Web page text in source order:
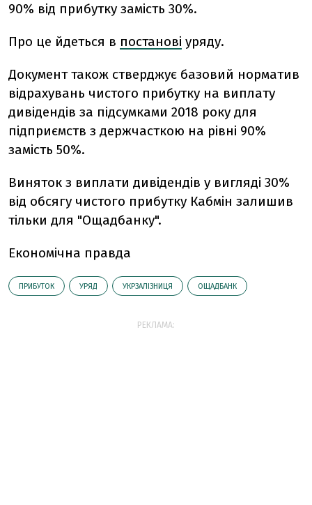
90% від прибутку замість 30%.
Про це йдеться в постанові уряду.
Документ також стверджує базовий норматив
відрахувань чистого прибутку на виплату
дивідендів за підсумками 2018 року для
підприємств з держчасткою на рівні 90%
замість 50%.
Виняток з виплати дивідендів у вигляді 30%
від обсягу чистого прибутку Кабмін залишив
тільки для "Ощадбанку".
Економічна правда
ПРИБУТОК УРЯД УКРЗАЛІЗНИЦЯ ОЩАДБАНК
РЕКЛАМА: